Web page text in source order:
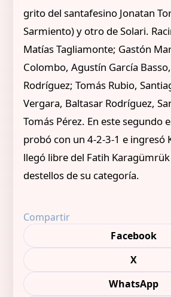
grito del santafesino Jonatan
Sarmiento) y otro de Solari.
Matías Tagliamonte; Gastón
Colombo, Agustín García
Rodríguez; Tomás Rubio,
Vergara, Baltasar Rodríguez,
Tomás Pérez. En este segundo
probó con un 4-2-3-1 e ingresó
llegó libre del Fatih
destellos de su categoría.
Compartir
Facebook
X
WhatsApp